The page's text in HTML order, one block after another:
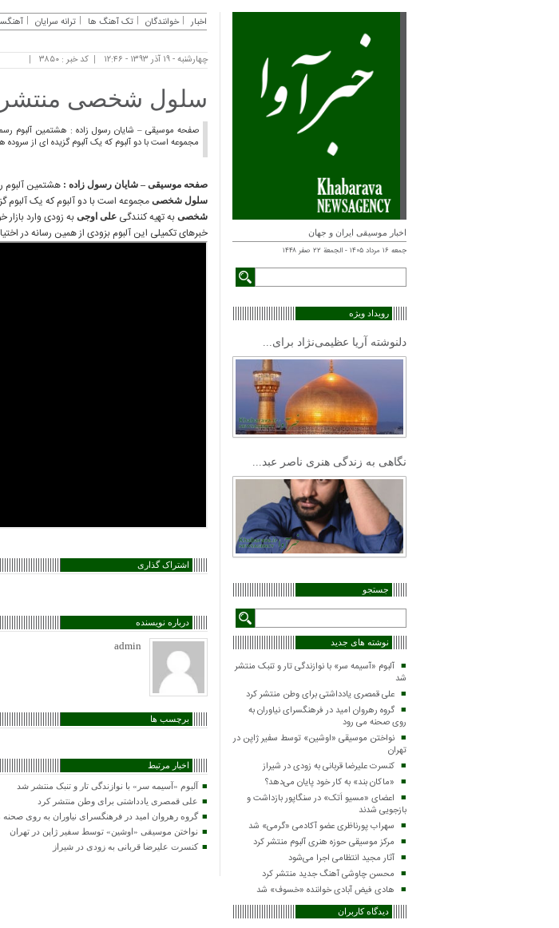
اخبار موسیقی ایران و جهان
جمعه ۱۶ مرداد ۱۴۰۵ - الجمعة ۲۲ صفر ۱۴۴۸
رویداد ویژه
دلنوشته آریا عظیمی‌نژاد برای...
نگاهی به زندگی هنری ناصر عبد...
جستجو
نوشته های جدید
آلبوم «آسیمه سر» با نوازندگی تار و تنبک منتشر
شد
علی قمصری یادداشتی برای وطن منتشر کرد
گروه رهروان امید در فرهنگسرای نیاوران به
روی صحنه می رود
نواختن موسیقی «اوشین» توسط سفیر ژاپن در
تهران
کنسرت علیرضا قربانی به زودی در شیراز
«ماکان بند» به کار خود پایان می‌دهد؟
اعضای «مسیو اَتک» در سنگاپور بازداشت و
بازجویی شدند
سهراب پورناظری عضو آکادمی «گرمی» شد
مرکز موسیقی حوزه هنری آلبوم منتشر کرد
آثار مجید انتظامی اجرا می‌شود
محسن چاوشی آهنگ جدید منتشر کرد
هادی فیض آبادی خواننده «خسوف» شد
دیدگاه کاربران
اخبار خوانندگان تک آهنگ ها ترانه سرایان
چهارشنبه - ۱۹ آذر ۱۳۹۳ - ۱۲:۴۶ کد خبر : ۳۸۵۰
سلول شخصی
صفحه موسیقی – شایان رسول زاده : هشتمین آلبوم
مجموعه است با دو آلبوم که یک آلبوم گزیده ای از
صفحه موسیقی – شایان رسول زاده : هشتمین آلبوم
سلول شخصی مجموعه است با دو آلبوم که یک آلبوم
شخصی به تهیه کنندگی علی اوجی به زودی وارد
خبرهای تکمیلی این آلبوم بزودی از همین رسانه در
اشتراک گذاری
درباره نویسنده
admin
برچسب ها
اخبار مرتبط
آلبوم «آسیمه سر» با نوازندگی تار و تنبک منتشر شد
علی قمصری یادداشتی برای وطن منتشر کرد
گروه رهروان امید در فرهنگسرای نیاوران به روی صحنه
نواختن موسیقی «اوشین» توسط سفیر ژاپن در تهران
کنسرت علیرضا قربانی به زودی در شیراز